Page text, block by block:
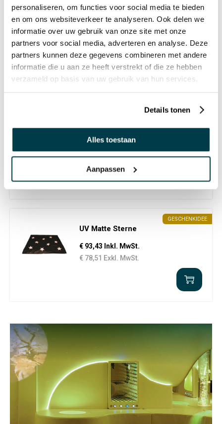
personaliseren, om functies voor social media te bieden
en om ons websiteverkeer te analyseren. Ook delen we
informatie over uw gebruik van onze site met onze
partners voor social media, adverteren en analyse. Deze
partners kunnen deze gegevens combineren met andere
informatie die u aan ze heeft verstrekt of die ze hebben
verzameld op basis van uw gebruik van hun services.
Details tonen
Alles toestaan
Aanpassen
97975431
Auf Lager
ANDERE HABEN AUCH FOLGENDE ANGESEHEN:
Sensorisches Lichtpanel mit
farbigen Stäben
€ 540,86 Inkl. MwSt.
€ 454,50 Exkl. MwSt.
GESCHENKIDEE
UV Matte Sterne
€ 93,43 Inkl. MwSt.
€ 78,51 Exkl. MwSt.